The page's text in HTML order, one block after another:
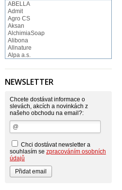
ABELLA
Admit
Agro CS
Aksan
AlchimiaSoap
Alibona
Allnature
Alpa a.s.
Alufix
Astonish
Atlantic
AutoMax Group
Axcentive
BaL
Bateria
Beauty Lille
Beiersdorf - Nivea
Bella
Benkor
BERGEN S. R. L.
Bettina Barty
NEWSLETTER
Chcete dostávat informace o
slevách, akcích a novinkách z
našeho obchodu na email?:
Chci dostávat newsletter a
souhlasím se zpracováním osobních
údajů